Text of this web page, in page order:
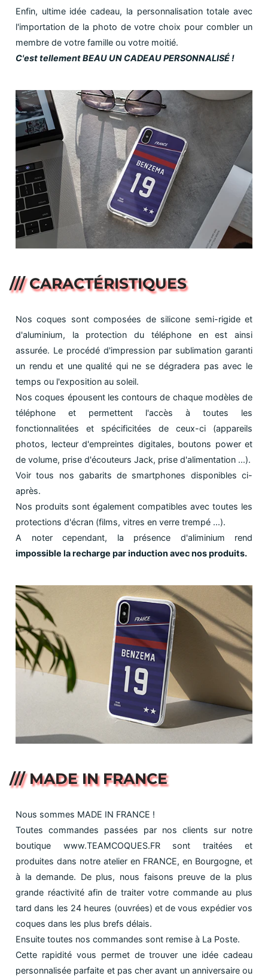
Enfin, ultime idée cadeau, la personnalisation totale avec
l'importation de la photo de votre choix pour combler un
membre de votre famille ou votre moitié.
C'est tellement BEAU UN CADEAU PERSONNALISÉ !
/// CARACTÉRISTIQUES
Nos coques sont composées de silicone semi-rigide et
d'aluminium, la protection du téléphone en est ainsi
assurée. Le procédé d'impression par sublimation garanti
un rendu et une qualité qui ne se dégradera pas avec le
temps ou l'exposition au soleil.
Nos coques épousent les contours de chaque modèles de
téléphone et permettent l'accès à toutes les
fonctionnalitées et spécificitées de ceux-ci (appareils
photos, lecteur d'empreintes digitales, boutons power et
de volume, prise d'écouteurs Jack, prise d'alimentation ...).
Voir tous nos gabarits de smartphones disponibles ci-
après.
Nos produits sont également compatibles avec toutes les
protections d'écran (films, vitres en verre trempé ...).
A noter cependant, la présence d'aliminium rend
impossible la recharge par induction avec nos produits.
/// MADE IN FRANCE
Nous sommes MADE IN FRANCE !
Toutes commandes passées par nos clients sur notre
boutique www.TEAMCOQUES.FR sont traitées et
produites dans notre atelier en FRANCE, en Bourgogne, et
à la demande. De plus, nous faisons preuve de la plus
grande réactivité afin de traiter votre commande au plus
tard dans les 24 heures (ouvrées) et de vous expédier vos
coques dans les plus brefs délais.
Ensuite toutes nos commandes sont remise à La Poste.
Cette rapidité vous permet de trouver une idée cadeau
personnalisée parfaite et pas cher avant un anniversaire ou